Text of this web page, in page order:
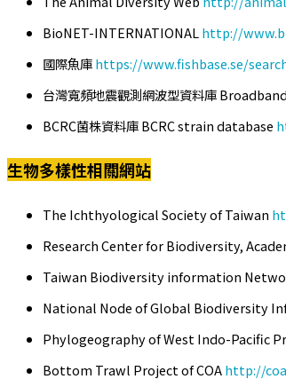
BioNET-INTERNATIONALhttp://
國際魚庫https://www.fishbase.se/
台灣寬頻地震觀測網波型資料庫
BCRC菌株資料庫 BCRC strain database
生物多樣性相關網站
The Ichthyological Society of Taiwan
Research Center for Biodiversity,
Taiwan Biodiversity information
National Node of Global Biodiversity
Phylogeography of West Indo-Pacific
Bottom Trawl Project of COAhttp://